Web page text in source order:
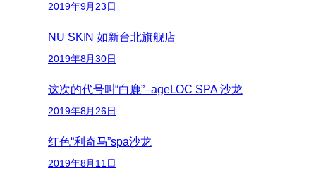
2019年9月23日
NU SKIN 如新台北旗舰店
2019年8月30日
这次的代号叫“白鹿”–ageLOC SPA 沙龙
2019年8月26日
红色“利奇马”spa沙龙
2019年8月11日